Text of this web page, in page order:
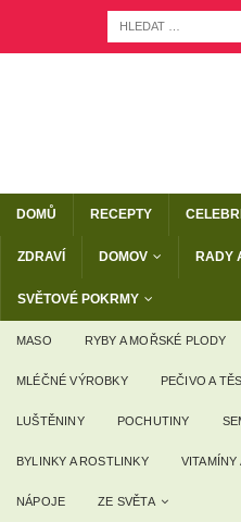
DOMŮ RECEPTY
ZDRAVÍ DOMOV RADY
SVĚTOVÉ POKRMY
MASO RYBY A MOŘSKÉ PLODY
MLÉČNÉ VÝROBKY PEČIVO A
LUŠTĚNINY POCHUTINY
BYLINKY A ROSTLINKY VITAMÍNY
NÁPOJE ZE SVĚTA